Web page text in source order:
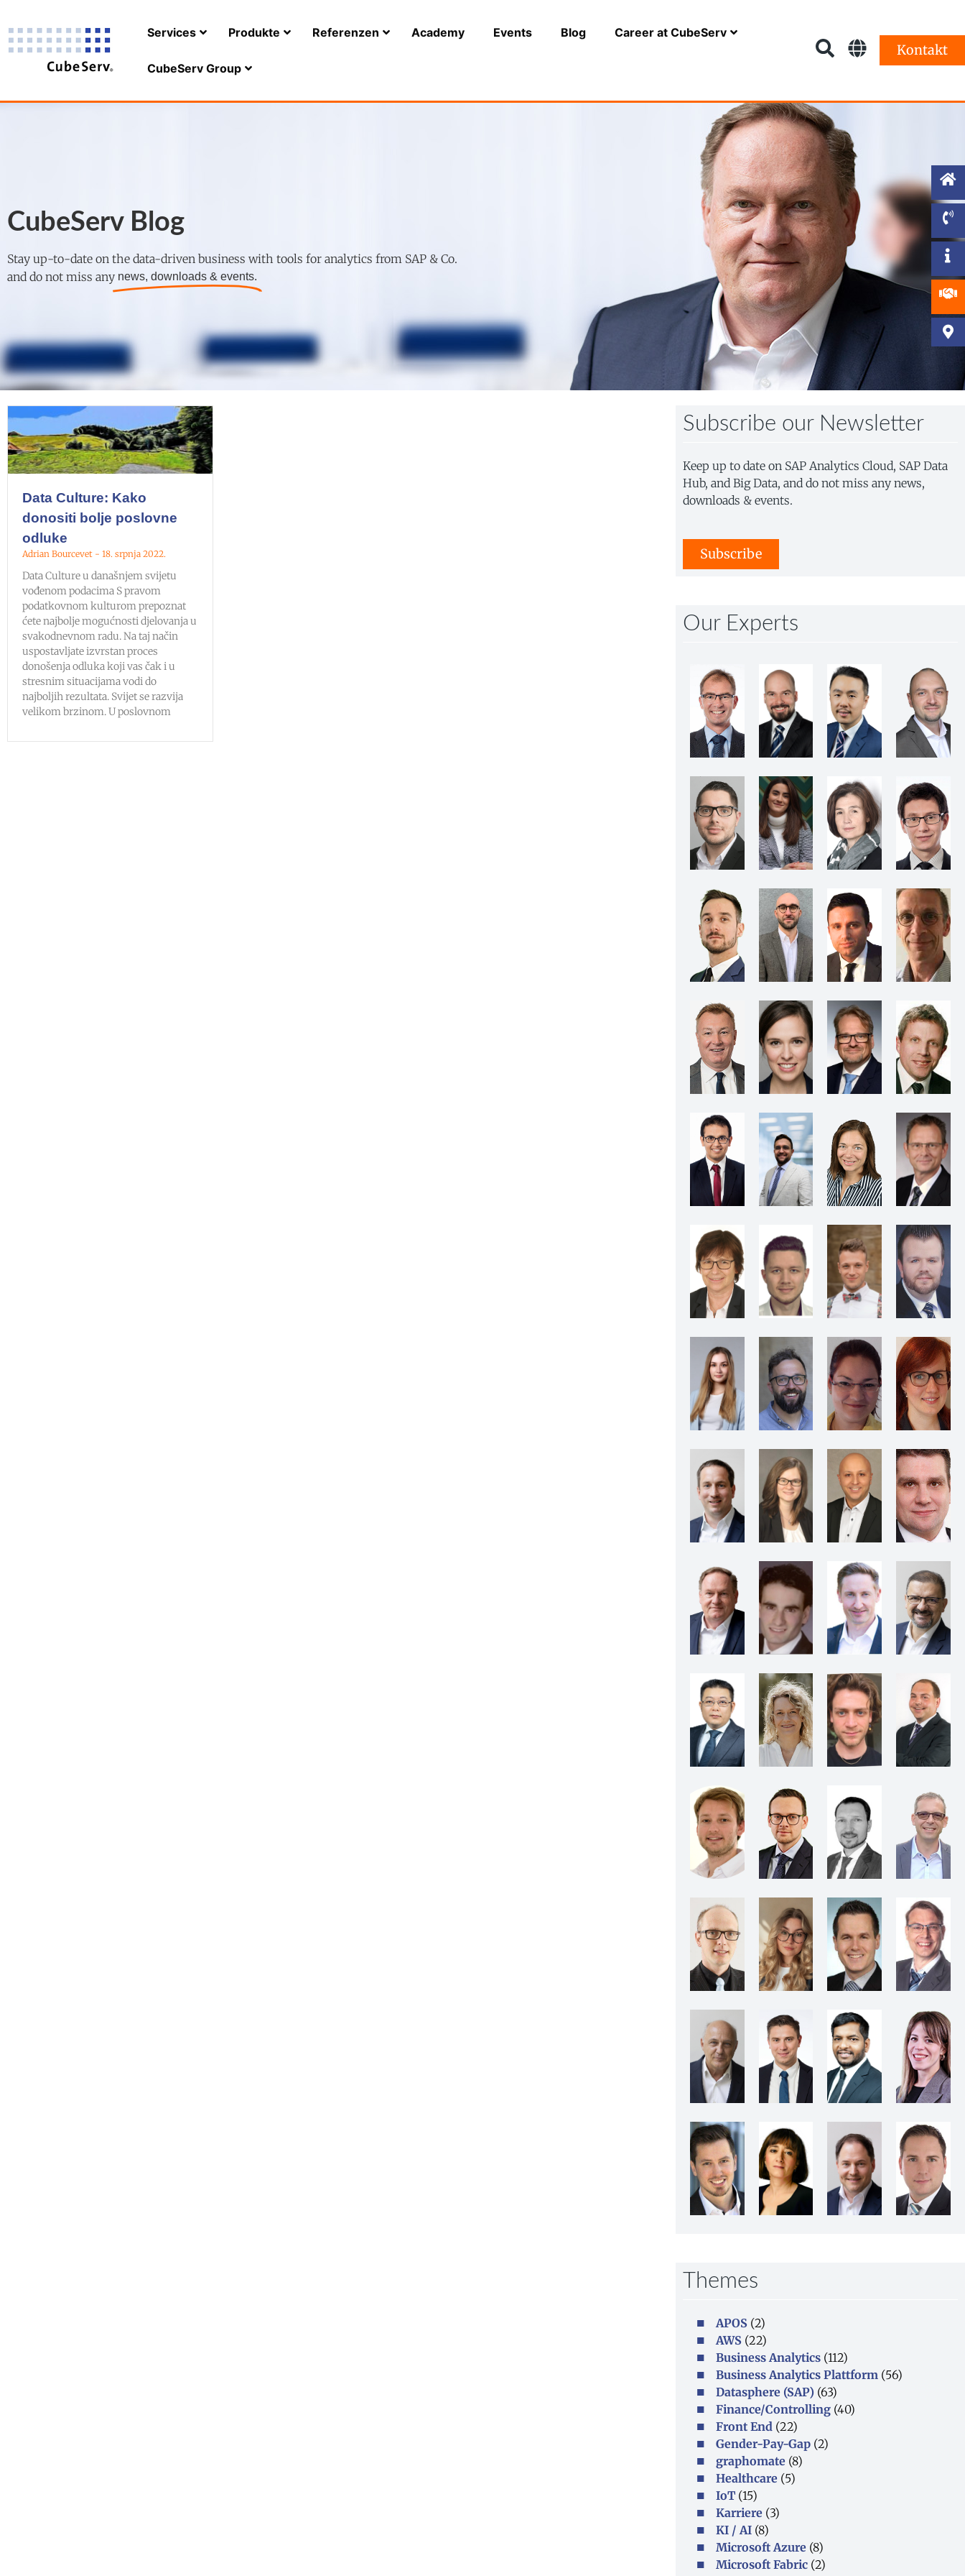
Services Produkte Referenzen Academy Events Blog Career at CubeServ
CubeServ Group
Kontakt
CubeServ Blog
Stay up-to-date on the data-driven business with tools for analytics from SAP & Co.
and do not miss any news, downloads & events.
Data Culture: Kako
donositi bolje poslovne
odluke
Adrian Bourcevet 18. srpnja 2022.
Data Culture u današnjem svijetu
vođenom podacima S pravom
podatkovnom kulturom prepoznat
ćete najbolje mogućnosti djelovanja u
svakodnevnom radu. Na taj način
uspostavljate izvrstan proces
donošenja odluka koji vas čak i u
stresnim situacijama vodi do
najboljih rezultata. Svijet se razvija
velikom brzinom. U poslovnom
Subscribe our Newsletter
Keep up to date on SAP Analytics Cloud, SAP Data
Hub, and Big Data, and do not miss any news,
downloads & events.
Subscribe
Our Experts
Themes
APOS(2)
AWS(22)
Business Analytics(112)
Business Analytics Plattform(56)
Datasphere (SAP) (63)
Finance/Controlling(40)
Front End(22)
Gender-Pay-Gap(2)
graphomate(8)
Healthcare(5)
IoT(15)
Karriere(3)
KI / AI(8)
Microsoft Azure(8)
Microsoft Fabric(2)